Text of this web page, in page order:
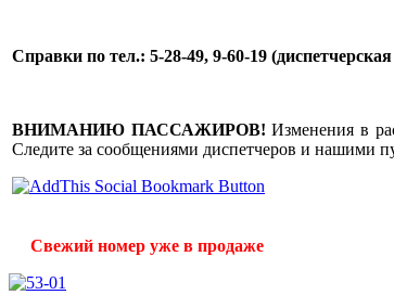
Справки по тел.: 5-28-49, 9-60-19
ВНИМАНИЮ ПАССАЖИРОВ!Изменения в
Следите за сообщениями диспетчеров и нашими
Свежий номер уже в продаже